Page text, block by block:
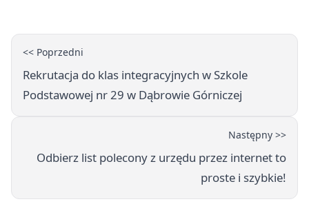
<< Poprzedni
Rekrutacja do klas integracyjnych w Szkole
Podstawowej nr 29 w Dąbrowie Górniczej
Następny >>
Odbierz list polecony z urzędu przez internet to
proste i szybkie!